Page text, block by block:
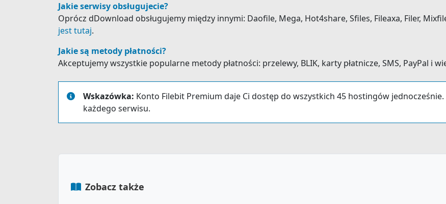
Jakie serwisy obsługujecie?
Oprócz dDownload obsługujemy między innymi: Daofile, Mega, Hot4share, Sfiles, Fileaxa, Filer,
jest tutaj.
Jakie są metody płatności?
Akceptujemy wszystkie popularne metody płatności: przelewy, BLIK, karty płatnicze, SMS, PayPal i
Wskazówka: Konto Filebit Premium daje Ci dostęp do wszystkich 45 hostingów
każdego serwisu.
Zobacz także